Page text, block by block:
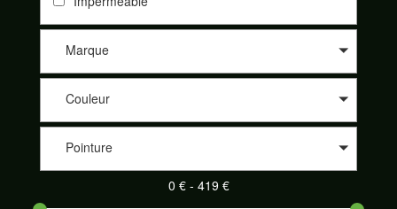
Marque
Couleur
Pointure